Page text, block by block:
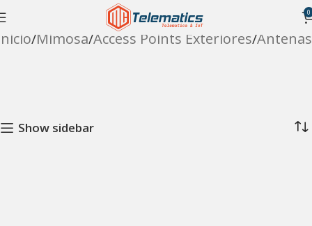
0
Mimosa Access Points Exteriores Antenas
Show sidebar